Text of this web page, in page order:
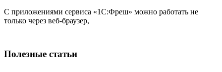
С приложениями сервиса «1С:Фреш» можно работать не
только через веб-браузер,
Полезные статьи